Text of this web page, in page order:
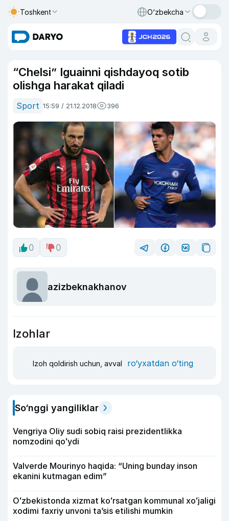
Toshkent O‘zbekcha
“Chelsi” Iguainni qishdayoq sotib
olishga harakat qiladi
Sport 15:59 / 21.12.2018 396
0 0
azizbeknakhanov
Izohlar
Izoh qoldirish uchun, avval ro‘yxatdan o‘ting
So‘nggi yangiliklar
Vengriya Oliy sudi sobiq raisi prezidentlikka
nomzodini qoʻydi
Valverde Mourinyo haqida: “Uning bunday inson
ekanini kutmagan edim”
Oʻzbekistonda xizmat koʻrsatgan kommunal xoʻjaligi
xodimi faxriy unvoni taʼsis etilishi mumkin